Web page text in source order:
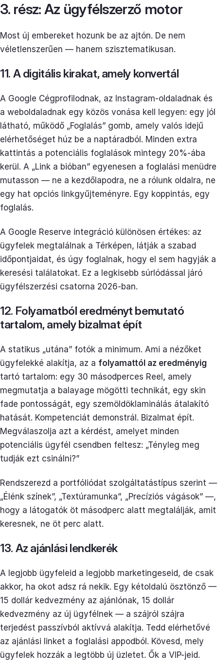
3. rész: Az ügyfélszerző motor
Most új embereket hozunk be az ajtón. De nem
véletlenszerűen — hanem szisztematikusan.
11. A digitális kirakat, amely konvertál
A Google Cégprofilodnak, az Instagram-oldaladnak és
a weboldaladnak egy közös vonása kell legyen: egy jól
látható, működő „Foglalás” gomb, amely valós idejű
elérhetőséget húz be a naptáradból. Minden extra
kattintás a potenciális foglalások mintegy 20%-ába
kerül. A „Link a bióban” egyenesen a foglalási menüdre
mutasson — ne a kezdőlapodra, ne a rólunk oldalra, ne
egy hat opciós linkgyűjteményre. Egy koppintás, egy
foglalás.
A Google Reserve integráció különösen értékes: az
ügyfelek megtalálnak a Térképen, látják a szabad
időpontjaidat, és úgy foglalnak, hogy el sem hagyják a
keresési találatokat. Ez a legkisebb súrlódással járó
ügyfélszerzési csatorna 2026-ban.
12. Folyamatból eredményt bemutató
tartalom, amely bizalmat épít
A statikus „utána” fotók a minimum. Ami a nézőket
ügyfelekké alakítja, az a folyamattól az eredményig
tartó tartalom: egy 30 másodperces Reel, amely
megmutatja a balayage mögötti technikát, egy skin
fade pontosságát, egy szemöldöklaminálás átalakító
hatását. Kompetenciát demonstrál. Bizalmat épít.
Megválaszolja azt a kérdést, amelyet minden
potenciális ügyfél csendben feltesz: „Tényleg meg
tudják ezt csinálni?”
Rendszerezd a portfóliódat szolgáltatástípus szerint —
„Élénk színek”, „Textúramunka”, „Precíziós vágások” —,
hogy a látogatók öt másodperc alatt megtalálják, amit
keresnek, ne öt perc alatt.
13. Az ajánlási lendkerék
A legjobb ügyfeleid a legjobb marketingeseid, de csak
akkor, ha okot adsz rá nekik. Egy kétoldalú ösztönző —
15 dollár kedvezmény az ajánlónak, 15 dollár
kedvezmény az új ügyfélnek — a szájról szájra
terjedést passzívból aktívvá alakítja. Tedd elérhetővé
az ajánlási linket a foglalási appodból. Kövesd, mely
ügyfelek hozzák a legtöbb új üzletet. Ők a VIP-jeid.